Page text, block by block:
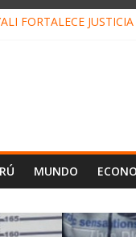
FORTALECE
MUNDO